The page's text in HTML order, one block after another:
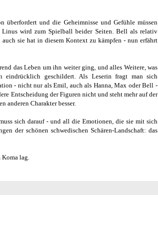
und die Geheimnisse und Gefühle müssen
Linus wird zum Spielball beider Seiten. Bell als relativ
sie hat in diesem Kontext zu kämpfen - nun erfährt
das Leben um ihn weiter ging, und alles Weitere, was
geschildert. Als Leserin fragt man sich
- nicht nur als Emil, auch als Hanna, Max oder Bell -
Entscheidung der Figuren nicht und steht mehr auf der
anderen Charakter besser.
sich darauf - und all die Emotionen, die sie mit sich
der schönen schwedischen Schären-Landschaft: das
Koma lag.